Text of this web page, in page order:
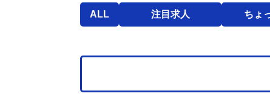
ALL 注目求人 ちょ